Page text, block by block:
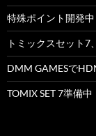
特殊ポイント開発中
トミックスセット
DMM GAMESで
TOMIX SET 7準備中